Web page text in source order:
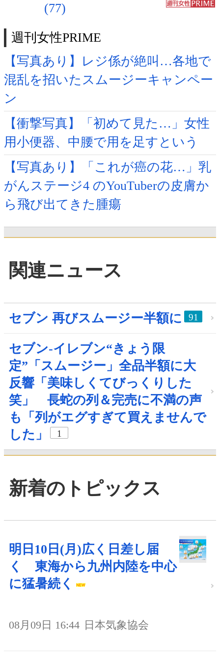
(77)
週刊女性PRIME
【写真あり】レジ係が絶叫…各地で
混乱を招いたスムージーキャンペー
ン
【衝撃写真】「初めて見た…」女性
用小便器、中腰で用を足すという
【写真あり】「これが癌の花…」乳
がんステージ4 のYouTuberの皮膚か
ら飛び出てきた腫瘍
関連ニュース
セブン 再びスムージー半額に 91
セブン‐イレブン“きょう限
定”「スムージー」全品半額に大
反響「美味しくてびっくりした
笑」 長蛇の列＆完売に不満の声
も「列がエグすぎて買えませんで
した」
1
新着のトピックス
明日10日(月)広く日差し届
く 東海から九州内陸を中心
に猛暑続く
08月09日 16:44 日本気象協会